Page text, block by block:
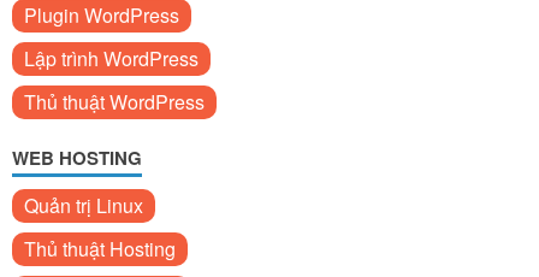
Plugin WordPress
Lập trình WordPress
Thủ thuật WordPress
WEB HOSTING
Quản trị Linux
Thủ thuật Hosting